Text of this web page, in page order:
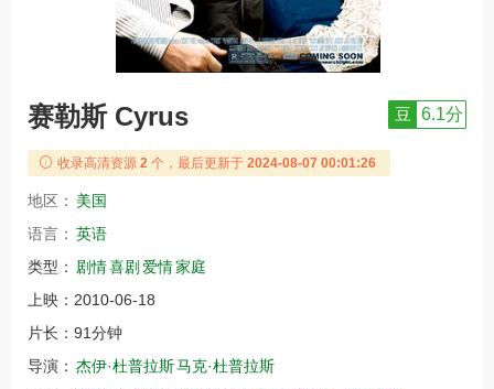
赛勒斯 Cyrus 豆 6.1分
收录高清资源 2 个，最后更新于 2024-08-07 00:01:26
地区： 美国
语言： 英语
类型： 剧情喜剧 爱情家庭
上映： 2010-06-18
片长： 91分钟
导演： 杰伊·杜普拉斯马克·杜普拉斯